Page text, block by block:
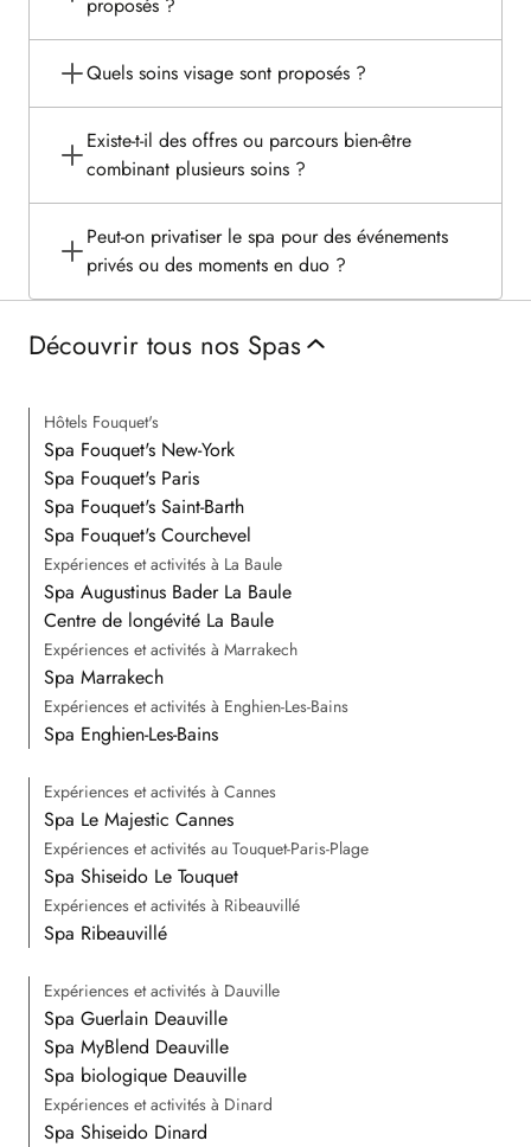
Quels soins visage sont proposés ?
Existe-t-il des offres ou parcours bien-être
combinant plusieurs soins ?
Peut-on privatiser le spa pour des événements
privés ou des moments en duo ?
Découvrir tous nos Spas
Hôtels Fouquet's
Spa Fouquet's New-York
Spa Fouquet's Paris
Spa Fouquet's Saint-Barth
Spa Fouquet's Courchevel
Expériences et activités à La Baule
Spa Augustinus Bader La Baule
Centre de longévité La Baule
Expériences et activités à Marrakech
Spa Marrakech
Expériences et activités à Enghien-Les-Bains
Spa Enghien-Les-Bains
Expériences et activités à Cannes
Spa Le Majestic Cannes
Expériences et activités au Touquet-Paris-Plage
Spa Shiseido Le Touquet
Expériences et activités à Ribeauvillé
Spa Ribeauvillé
Expériences et activités à Dauville
Spa Guerlain Deauville
Spa MyBlend Deauville
Spa biologique Deauville
Expériences et activités à Dinard
Spa Shiseido Dinard